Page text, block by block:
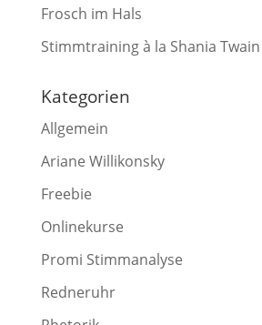
Frosch im Hals
Stimmtraining à la Shania Twain
Kategorien
Allgemein
Ariane Willikonsky
Freebie
Onlinekurse
Promi Stimmanalyse
Redneruhr